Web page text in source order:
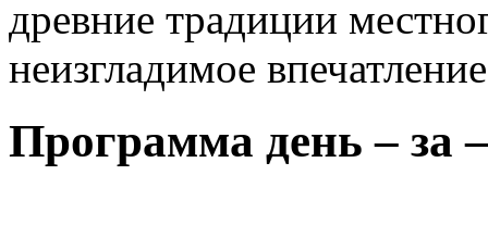
древние традиции
неизгладимое
Программа день – за